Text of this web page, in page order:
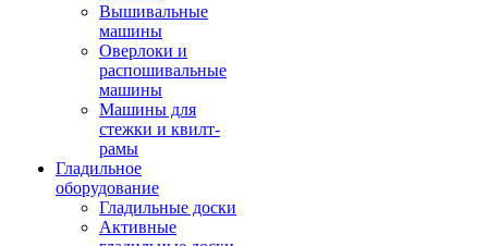
Вышивальные
машины
Оверлоки и
распошивальные
машины
Машины для
стежки и квилт-
рамы
Гладильное
оборудование
Гладильные доски
Активные